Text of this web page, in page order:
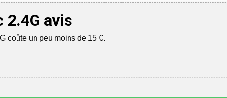
2.4G avis
coûte un peu moins de 15 €.